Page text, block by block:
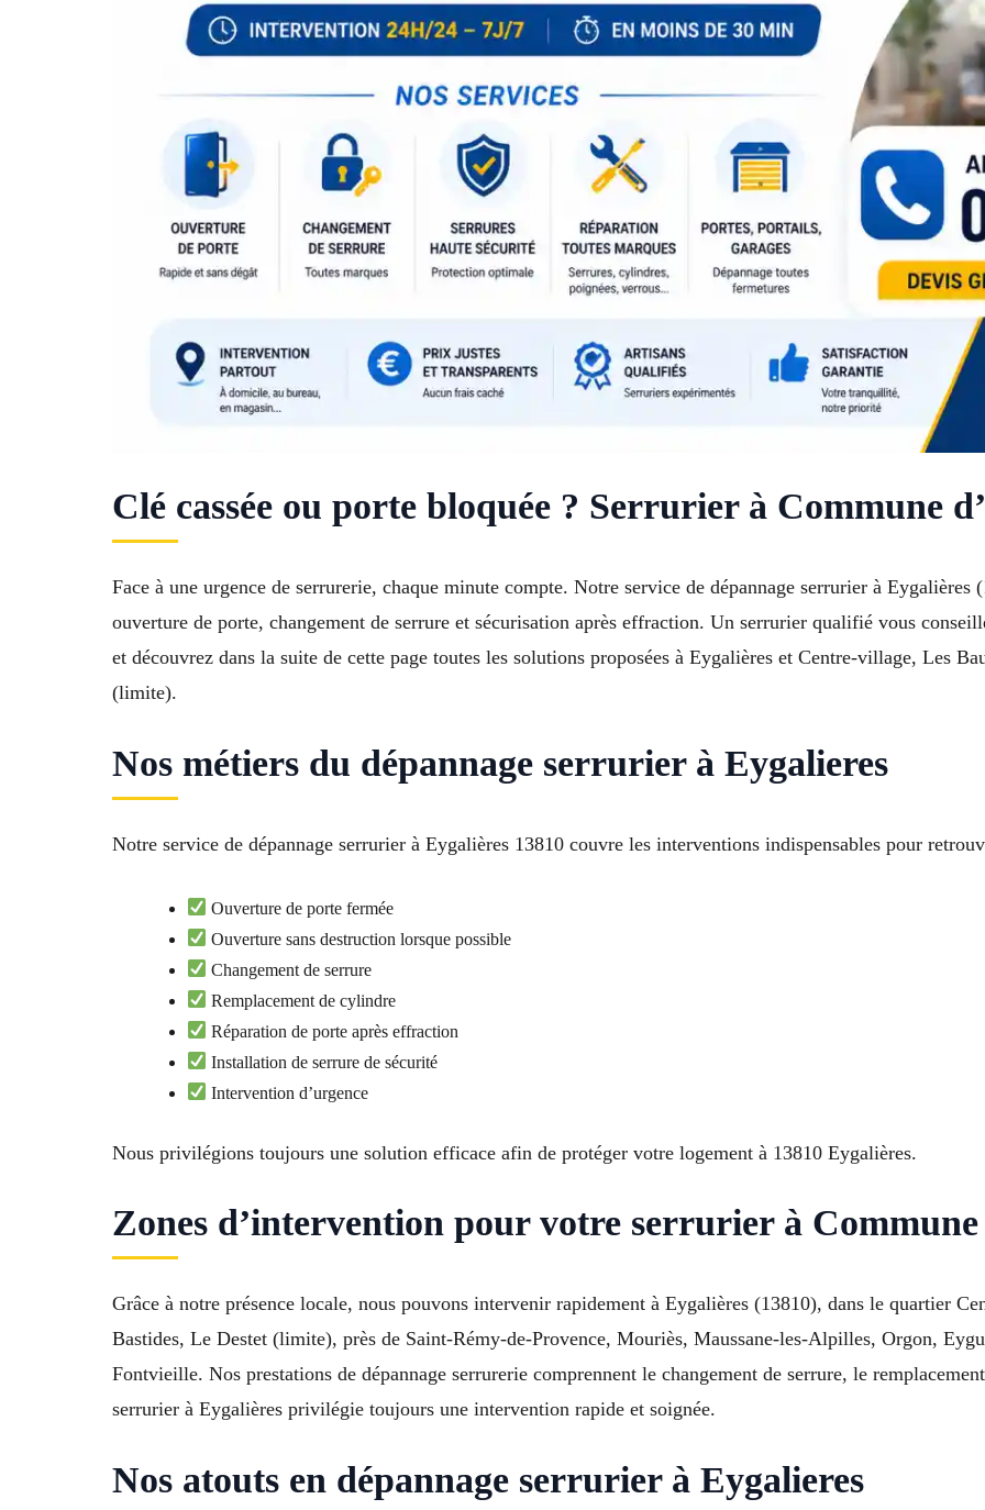
Clé cassée ou porte bloquée ? Serrurier à Commune
Face à une urgence de serrurerie, chaque minute compte. Notre service de dépannage serrurier à
ouverture de porte, changement de serrure et sécurisation après effraction. Un serrurier qualifié vous
et découvrez dans la suite de cette page toutes les solutions proposées à Eygalières et Centre-village, Les
(limite).
Nos métiers du dépannage serrurier à Eygalieres
Notre service de dépannage serrurier à Eygalières 13810 couvre les interventions indispensables pour
Ouverture de porte fermée
Ouverture sans destruction lorsque possible
Changement de serrure
Remplacement de cylindre
Réparation de porte après effraction
Installation de serrure de sécurité
Intervention d’urgence
Nous privilégions toujours une solution efficace afin de protéger votre logement à 13810 Eygalières.
Zones d’intervention pour votre serrurier à Commune
Grâce à notre présence locale, nous pouvons intervenir rapidement à Eygalières (13810), dans le quartier
Bastides, Le Destet (limite), près de Saint-Rémy-de-Provence, Mouriès, Maussane-les-Alpilles, Orgon,
Fontvieille. Nos prestations de dépannage serrurerie comprennent le changement de serrure, le
serrurier à Eygalières privilégie toujours une intervention rapide et soignée.
Nos atouts en dépannage serrurier à Eygalieres